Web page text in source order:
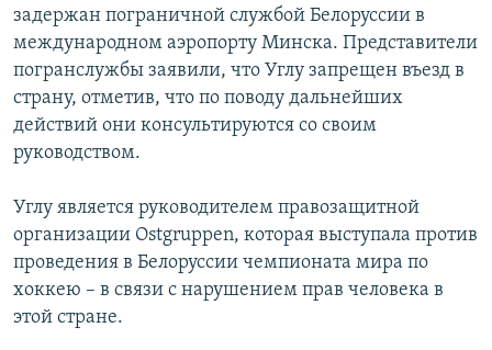
поиску
СИБИРЬ.РЕАЛИИ
РАСПИСАНИЕ ВЕЩАНИЯ
ПОДПИШИТЕСЬ НА РАССЫЛКУ
Все сайты РСЕ/РС
задержан пограничной службой Белоруссии в
международном аэропорту Минска. Представители
погранслужбы заявили, что Углу запрещен въезд в
страну, отметив, что по поводу дальнейших
действий они консультируются со своим
руководством.
Углу является руководителем правозащитной
организации Ostgruppen, которая выступала против
проведения в Белоруссии чемпионата мира по
хоккею – в связи с нарушением прав человека в
этой стране.